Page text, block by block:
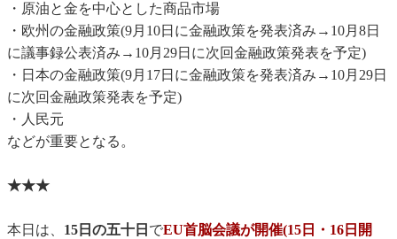
・原油と金を中心とした商品市場
・欧州の金融政策(9月10日に金融政策を発表済み→10月8日
に議事録公表済み→10月29日に次回金融政策発表を予定)
・日本の金融政策(9月17日に金融政策を発表済み→10月29日
に次回金融政策発表を予定)
・人民元
などが重要となる。
★★★
本日は、 15日の五十日 でEU首脳会議が開催(15日・16日開